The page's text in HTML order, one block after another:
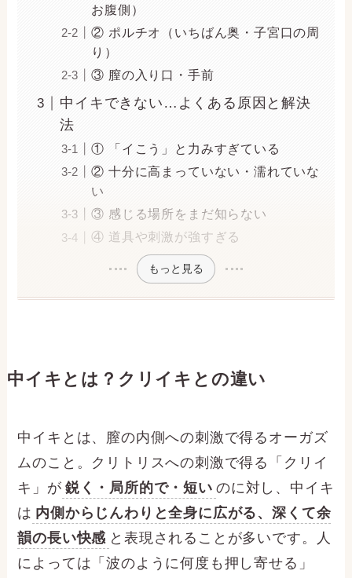
お腹側）
② ポルチオ（いちばん奥・子宮口の周
り）
③ 膣の入り口・手前
中イキできない…よくある原因と解決
法
① 「イこう」と力みすぎている
② 十分に高まっていない・濡れていな
い
③ 感じる場所をまだ知らない
④ 道具や刺激が強すぎる
もっと見る
中イキとは？クリイキとの違い
中イキとは、膣の内側への刺激で得るオーガズ
ムのこと。クリトリスへの刺激で得る「クリイ
キ」が 鋭く・局所的で・短い のに対し、中イキ
は 内側からじんわりと全身に広がる、深くて余
韻の長い快感 と表現されることが多いです。人
によっては「波のように何度も押し寄せる」